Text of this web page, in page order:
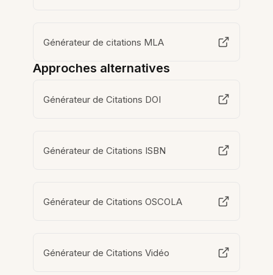
Générateur de citations MLA
Approches alternatives
Générateur de Citations DOI
Générateur de Citations ISBN
Générateur de Citations OSCOLA
Générateur de Citations Vidéo